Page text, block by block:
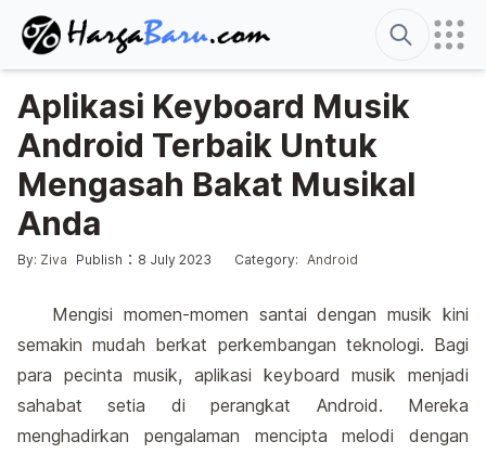
Search
Aplikasi Keyboard Musik
Android Terbaik Untuk
Mengasah Bakat Musikal
Anda
Posted by
By: Ziva Publish : 8 July 2023 :
Posted in
Category: Android
Mengisi momen-momen santai dengan musik kini
semakin mudah berkat perkembangan teknologi. Bagi
para pecinta musik, aplikasi keyboard musik menjadi
sahabat setia di perangkat Android. Mereka
menghadirkan pengalaman mencipta melodi dengan